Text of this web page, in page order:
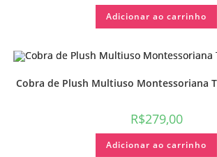
Adicionar ao carrinho
Cobra de Plush Multiuso Montessoriana
R$279,00
Adicionar ao carrinho